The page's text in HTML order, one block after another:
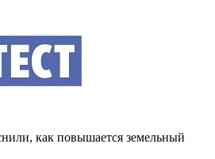
как повышается земельный